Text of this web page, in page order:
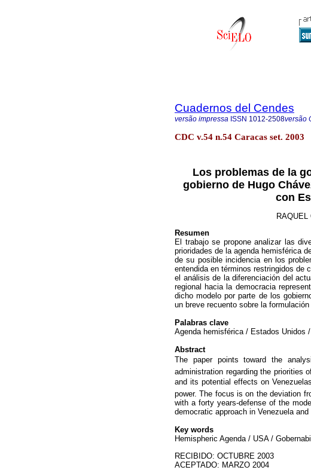
Cuadernos del Cendes
versão impressa ISSN 1012-2508versão
CDC v.54 n.54 Caracas set. 2003
Los problemas de la
gobierno de Hugo
con
Resumen
El trabajo se propone analizar las
prioridades de la agenda hemisférica
de su posible incidencia en los
entendida en términos restringidos de
el análisis de la diferenciación del
regional hacia la democracia
dicho modelo por parte de los
un breve recuento sobre la
Palabras clave
Agenda hemisférica / Estados Unidos
Abstract
The paper points toward the
administration regarding the priorities
and its potential effects on
power. The focus is on the deviation
with a forty years-defense of the
democratic approach in Venezuela and
Key words
Hemispheric Agenda / USA /
RECIBIDO: OCTUBRE 2003
ACEPTADO: MARZO 2004